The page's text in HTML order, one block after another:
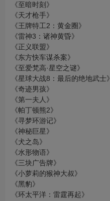
《至暗时刻》
《天才枪手》
《王牌特工2：黄金圈》
《雷神3：诸神黄昏》
《正义联盟》
《东方快车谋杀案》
《至爱梵高·星空之谜》
《星球大战8：最后的绝地武士》
《奇迹男孩》
《第一夫人》
《帕丁顿熊2》
《寻梦环游记》
《神秘巨星》
《犬之岛》
《水形物语》
《三块广告牌》
《小萝莉的猴神大叔》
《黑豹》
《环太平洋：雷霆再起》